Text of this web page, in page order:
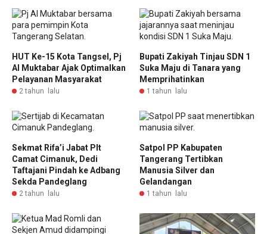
HUT Ke-15 Kota Tangsel, Pj
Al Muktabar Ajak Optimalkan
Pelayanan Masyarakat
2 tahun lalu
Bupati Zakiyah Tinjau SDN 1
Suka Maju di Tanara yang
Memprihatinkan
1 tahun lalu
Sekmat Rifa’i Jabat Plt
Camat Cimanuk, Dedi
Taftajani Pindah ke Adbang
Sekda Pandeglang
2 tahun lalu
Satpol PP Kabupaten
Tangerang Tertibkan
Manusia Silver dan
Gelandangan
1 tahun lalu